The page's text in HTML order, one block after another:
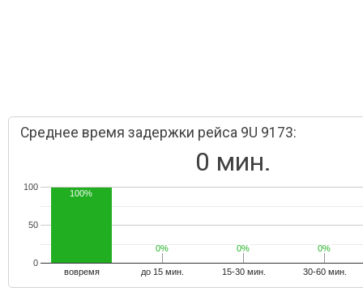
Среднее время задержки рейса 9U 9173:
0 мин.
вовремя до 15 мин. 15-30 мин. 30-60 мин.
0
50
100
100%
0%
0% 0%
0% 0%
0%